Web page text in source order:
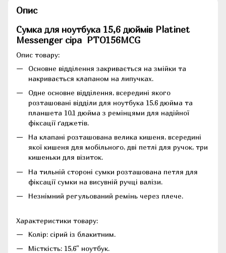
Опис
Сумка для ноутбука 15,6 дюймів Platinet
Messenger сіра PTO156MCG
Опис товару:
Основне відділення закривається на змійки та
накривається клапаном на липучках.
Одне основне відділення, всередині якого
розташовані відділи для ноутбука 15,6 дюйма та
планшета 10,1 дюйма з ремінцями для надійної
фіксації ґаджетів.
На клапані розташована велика кишеня, всередині
якої кишеня для мобільного, дві петлі для ручок, три
кишеньки для візиток.
На тильній стороні сумки розташована петля для
фіксації сумки на висувній ручці валізи.
Незнімний регульований ремінь через плече.
Характеристики товару:
Колір: сірий із блакитним.
Місткість: 15,6" ноутбук.